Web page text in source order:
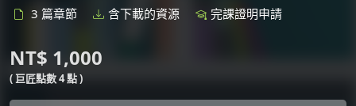
3 篇章節 含下載的資源 完課證明申請
NT$ 1,000
( 巨匠點數 4 點 )